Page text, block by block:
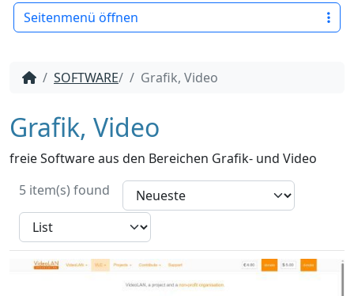
SOFTWARE/ Grafik, Video
Grafik, Video
freie Software aus den Bereichen Grafik- und Video
5 item(s) found
Seitenmenü öffnen